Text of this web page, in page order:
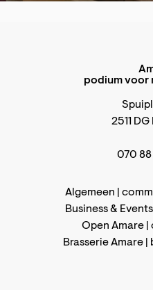
podium voor
2511
070
Algemeen |
Business & Events
Open Amare |
Brasserie Amare |